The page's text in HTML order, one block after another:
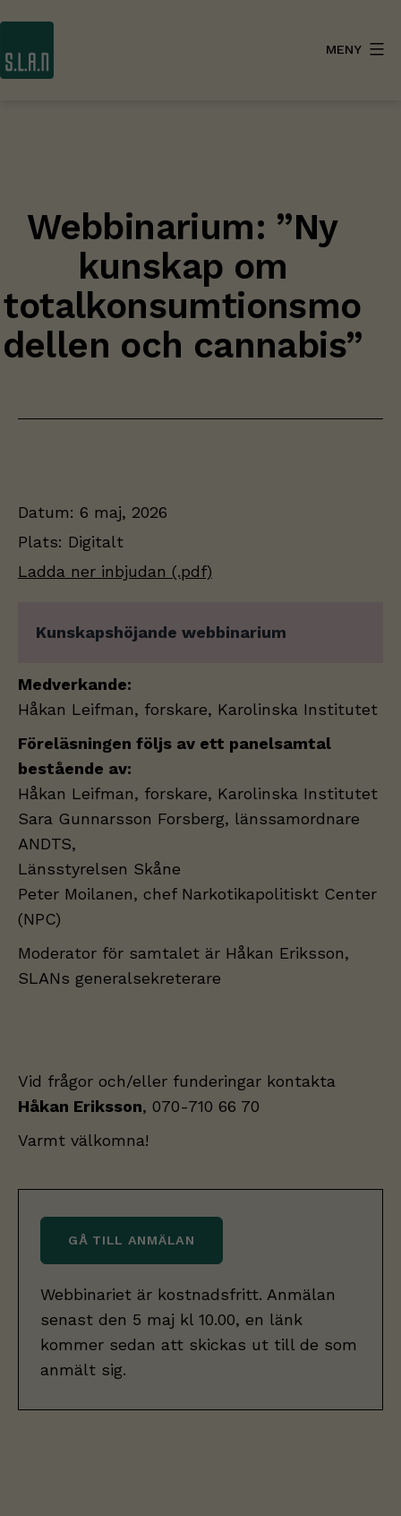
innehåll
MENY
Webbinarium: ”Ny
kunskap om
totalkonsumtionsmo
dellen och cannabis”
Datum: 6 maj, 2026
Plats: Digitalt
Ladda ner inbjudan (.pdf)
Kunskapshöjande webbinarium
Medverkande:
Håkan Leifman, forskare, Karolinska Institutet
Föreläsningen följs av ett panelsamtal
bestående av:
Håkan Leifman, forskare, Karolinska Institutet
Sara Gunnarsson Forsberg, länssamordnare
ANDTS,
Länsstyrelsen Skåne
Peter Moilanen, chef Narkotikapolitiskt Center
(NPC)
Moderator för samtalet är Håkan Eriksson,
SLANs generalsekreterare
Vid frågor och/eller funderingar kontakta
Håkan Eriksson, 070-710 66 70
Varmt välkomna!
GÅ TILL ANMÄLAN
Webbinariet är kostnadsfritt. Anmälan
senast den 5 maj kl 10.00, en länk
kommer sedan att skickas ut till de som
anmält sig.